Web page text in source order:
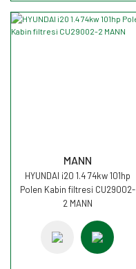
MANN
HYUNDAI i20 1.4 74kw 101hp
Polen Kabin filtresi CU29002-
2 MANN